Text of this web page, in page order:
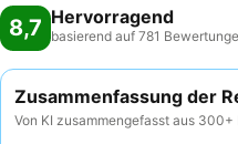
8,7 Hervorragend
basierend auf 781
Zusammenfassung der
Von KI zusammengefasst aus